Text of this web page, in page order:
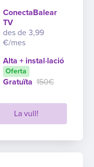
La vull!
ConectaBalear
TV
des de 3,99
€/mes
Alta + instal·lació
Oferta
Gratuïta 150€